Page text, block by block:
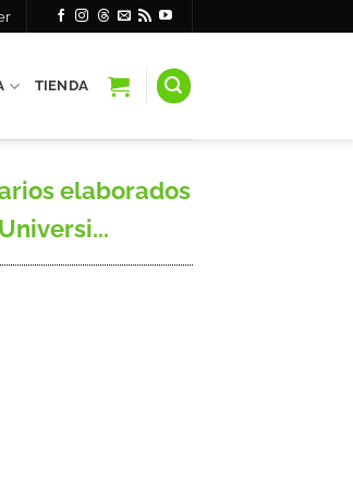
TIENDA
elaborados